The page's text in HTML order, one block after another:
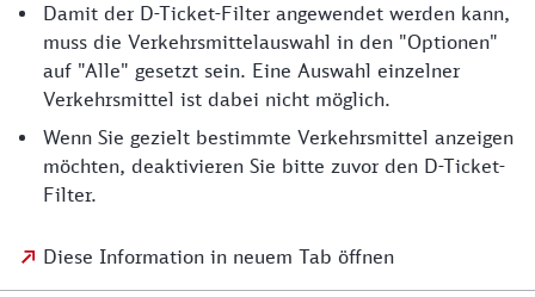
Damit der D-Ticket-Filter angewendet werden kann,
muss die Verkehrsmittelauswahl in den "Optionen"
auf "Alle" gesetzt sein. Eine Auswahl einzelner
Verkehrsmittel ist dabei nicht möglich.
Wenn Sie gezielt bestimmte Verkehrsmittel anzeigen
möchten, deaktivieren Sie bitte zuvor den D-Ticket-
Filter.
Diese Information in neuem Tab öffnen